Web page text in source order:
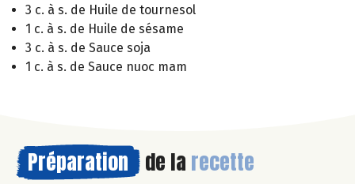
3 c. à s. de Huile de tournesol
1 c. à s. de Huile de sésame
3 c. à s. de Sauce soja
1 c. à s. de Sauce nuoc mam
Préparation de la recette